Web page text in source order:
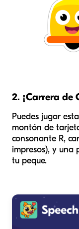
2. ¡Carrera de
Puedes jugar
montón de
consonante R,
impresos), y una
tu peque.